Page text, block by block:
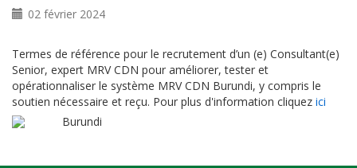
02 février 2024
Termes de référence pour le recrutement d’un (e) Consultant(e)
Senior, expert MRV CDN pour améliorer, tester et
opérationnaliser le système MRV CDN Burundi, y compris le
soutien nécessaire et reçu. Pour plus d'information cliquez ici
Burundi